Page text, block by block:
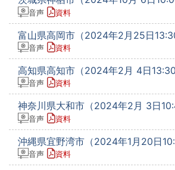
音声 資料
富山県高岡市（2024年2月25日
音声 資料
高知県高知市（2024年2月 4日13:30
音声 資料
神奈川県大和市（2024年2月 3日
音声 資料
沖縄県宜野湾市（2024年1月20日
音声 資料